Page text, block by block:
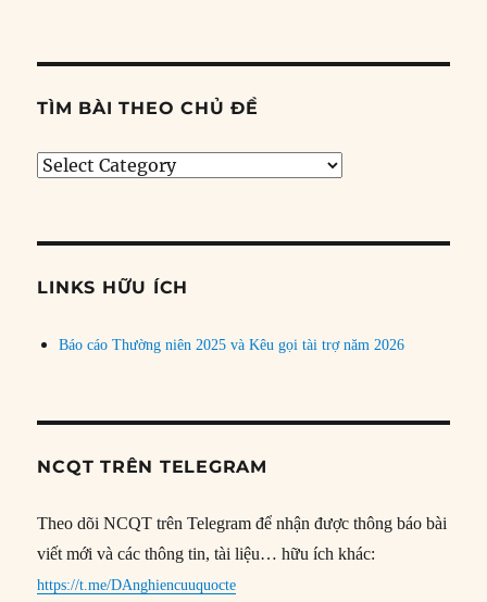
TÌM BÀI THEO CHỦ ĐỀ
Tìm
đề
LINKS HỮU ÍCH
Báo cáo Thường niên 2025 và Kêu gọi tài trợ năm 2026
NCQT TRÊN TELEGRAM
Theo dõi NCQT trên Telegram để nhận được thông báo bài
viết mới và các thông tin, tài liệu… hữu ích khác:
https://t.me/DAnghiencuuquocte